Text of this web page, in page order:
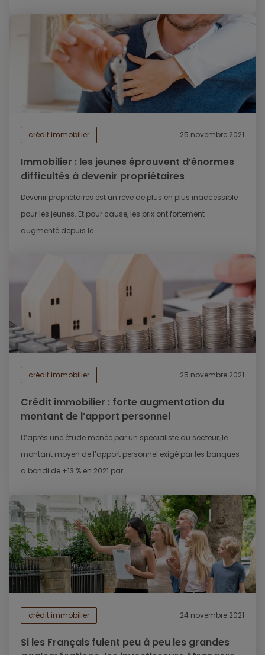
crédit immobilier 25 novembre 2021
Immobilier : les jeunes éprouvent d’énormes
difficultés à devenir propriétaires
Devenir propriétaires est un rêve de plus en plus inaccessible
pour les jeunes. Et pour cause, les prix ont fortement
augmenté depuis le...
crédit immobilier 25 novembre 2021
Crédit immobilier : forte augmentation du
montant de l’apport personnel
D’après une étude menée par un spécialiste du secteur, le
montant moyen de l’apport personnel exigé par les banques
a bondi de +13 % en 2021 par...
crédit immobilier 24 novembre 2021
Si les Français fuient peu à peu les grandes